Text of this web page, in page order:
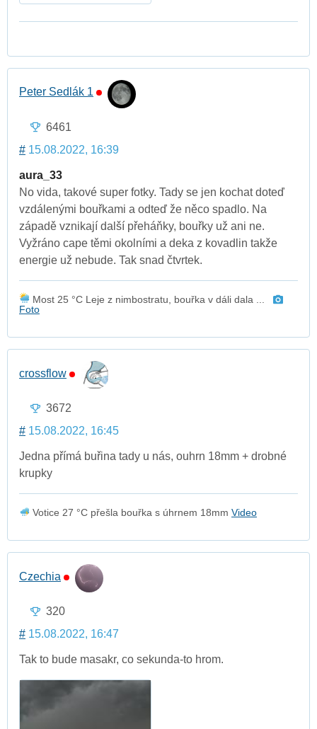
Peter Sedlák 1
6461
# 15.08.2022, 16:39
aura_33
No vida, takové super fotky. Tady se jen kochat doteď
vzdálenými bouřkami a odteď že něco spadlo. Na
západě vznikají další přeháňky, bouřky už ani ne.
Vyžráno cape těmi okolními a deka z kovadlin takže
energie už nebude. Tak snad čtvrtek.
Most 25 °C Leje z nimbostratu, bouřka v dáli dala ...
Foto
crossflow
3672
# 15.08.2022, 16:45
Jedna přímá buřina tady u nás, ouhrn 18mm + drobné
krupky
Votice 27 °C přešla bouřka s úhrnem 18mm Video
Czechia
320
# 15.08.2022, 16:47
Tak to bude masakr, co sekunda-to hrom.